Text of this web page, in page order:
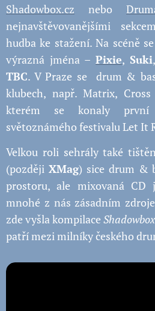
Shadowbox.cz nebo
nejnavštěvovanějšími
hudba ke stažení. Na scéně
výrazná jména –Pixie, Suki,
TBC. V Praze se drum &
klubech, např. Matrix,
kterém se konaly
světoznámého festivalu Let It
Velkou roli sehrály také
(později XMag) sice drum &
prostoru, ale mixovaná
mnohé z nás zásadním
zde vyšla kompilace
patří mezi milníky českého